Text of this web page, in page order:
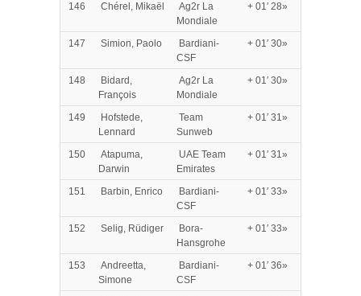
146 Chérel, Mikaël
Ag2r La
Mondiale
+ 01′ 28»
147 Simion, Paolo
Bardiani-
CSF
+ 01′ 30»
148
Bidard,
François
Ag2r La
Mondiale
+ 01′ 30»
149
Hofstede,
Lennard
Team
Sunweb
+ 01′ 31»
150
Atapuma,
Darwin
UAE Team
Emirates
+ 01′ 31»
151 Barbin, Enrico
Bardiani-
CSF
+ 01′ 33»
152 Selig, Rüdiger
Bora-
Hansgrohe
+ 01′ 33»
153
Andreetta,
Simone
Bardiani-
CSF
+ 01′ 36»